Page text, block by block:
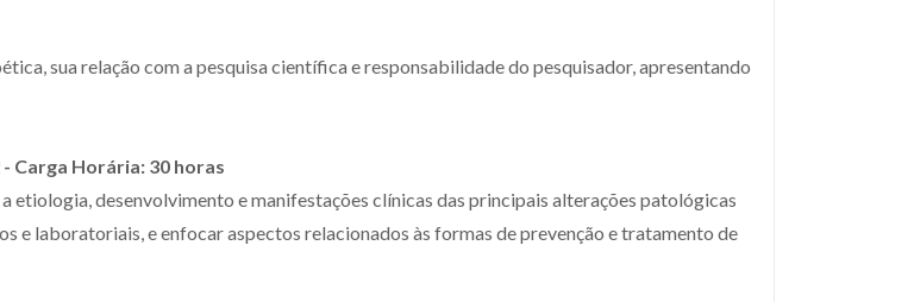
sua relação com a pesquisa científica e responsabilidade do pesquisador, apresentando
Carga Horária: 30 horas
etiologia, desenvolvimento e manifestações clínicas das principais alterações patológicas
e laboratoriais, e enfocar aspectos relacionados às formas de prevenção e tratamento de